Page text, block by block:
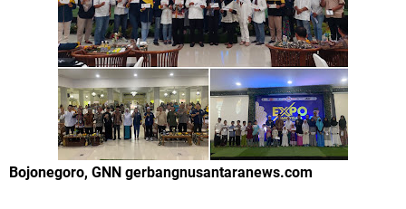
Tumpeng Nasi Krawu Pecahkan Rekor MURI, KWGe Angkat Kuliner
Gresik ke Panggung Dunia
FOZ Jatim, BAZNAS, dan Kemenag Salurkan 22.456 Bingkisan Lebaran
Yatim Serentak di Berbagai Daerah di Jawa Timur
Bojonegoro, GNN gerbangnusantaranews.com